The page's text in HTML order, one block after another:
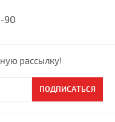
90
рассылку!
ПОДПИСАТЬСЯ